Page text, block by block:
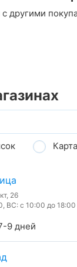
другими
Карта
26
ВС: с 10:00 до 18:00
9 дней